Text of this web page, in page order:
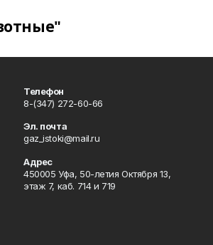
Телефон
8-(347) 272-60-66
Эл. почта
gaz_istoki@mail.ru
Адрес
450005 Уфа, 50-летия Октября 13,
этаж 7, каб. 714 и 719